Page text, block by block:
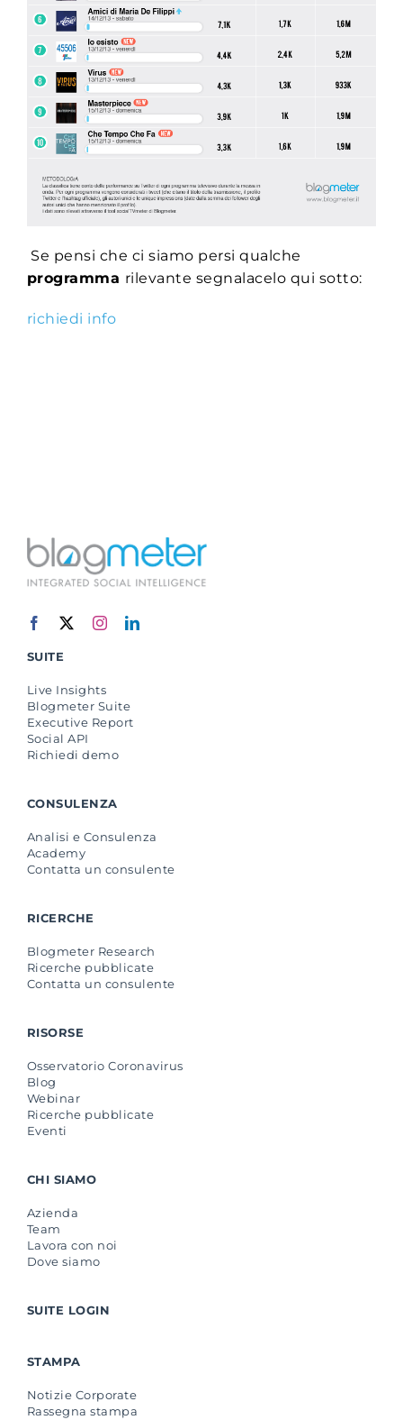
Se pensi che ci siamo persi qualche
programma rilevante segnalacelo qui sotto:
richiedi info
SUITE
Live Insights
Blogmeter Suite
Executive Report
Social API
Richiedi demo
CONSULENZA
Analisi e Consulenza
Academy
Contatta un consulente
RICERCHE
Blogmeter Research
Ricerche pubblicate
Contatta un consulente
RISORSE
Osservatorio Coronavirus
Blog
Webinar
Ricerche pubblicate
Eventi
CHI SIAMO
Azienda
Team
Lavora con noi
Dove siamo
SUITE LOGIN
STAMPA
Notizie Corporate
Rassegna stampa